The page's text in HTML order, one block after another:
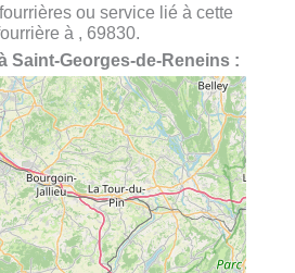
ou service lié à cette
à , 69830.
Saint-Georges-de-Reneins :